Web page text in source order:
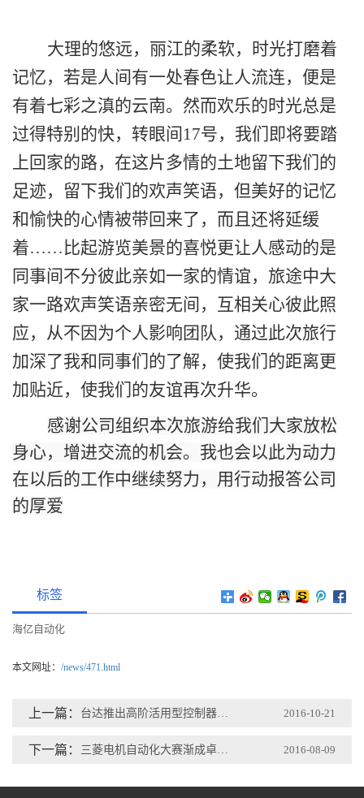
大理的悠远，丽江的柔软，时光打磨着
记忆，若是人间有一处春色让人流连，便是
有着七彩之滇的云南。 然而欢乐的时光总是
过得特别的快，转眼间 17号，我们即将要踏
上回家的路， 在这片多情的土地留下我们的
足迹，留下我们的欢声笑语，但美好的记忆
和愉快的心情被带回来了，而且还将延缓
着……比起游览美景的喜悦更让人感动的是
同事间不分彼此亲如一家的情谊，旅途中大
家一路欢声笑语亲密无间，互相关心彼此照
应，从不因为个人影响团队，通过此次旅行
加深了我和同事们的了解，使我们的距离更
加贴近，使我们的友谊再次升华。
感谢公司组织本次旅游给我们大家放松
身心，增进交流的机会。我也会以此为动力
在以后的工作中继续努力，用行动报答公司
的厚爱
标签
海亿自动化
本文网址： /news/471.html
上一篇： 2016-10-21
下一篇： 2016-08-09